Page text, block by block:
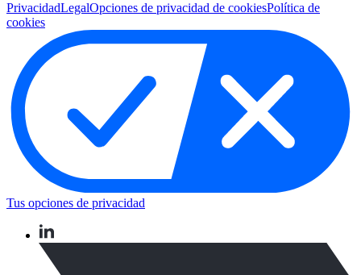
PrivacidadLegalOpciones de privacidad de cookiesPolítica de
cookies
Tus opciones de privacidad